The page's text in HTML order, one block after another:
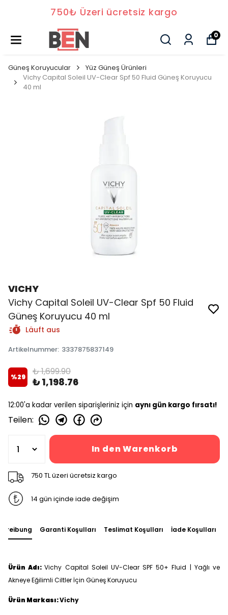
750₺ Üzeri ücretsiz kargo
0
Güneş Koruyucular
Yüz Güneş Ürünleri
Vichy Capital Soleil UV-Clear Spf 50 Fluid Güneş Koruyucu
40 ml
VICHY
Vichy Capital Soleil UV-Clear Spf 50 Fluid
Güneş Koruyucu 40 ml
Läuft aus
Artikelnummer: 3337875837149
%29 ₺ 1,699.90
₺ 1,198.76
12:00'a kadar verilen siparişleriniz için aynı gün kargo fırsatı!
Teilen:
In den Warenkorb
750 TL üzeri ücretsiz kargo
14 gün içinde iade değişim
Garanti Koşulları Teslimat Koşulları İade Koşulları
Ürün Adı:Vichy Capital Soleil UV-Clear SPF 50+ Fluid | Yağlı ve
Akneye Eğilimli Ciltler İçin Güneş Koruyucu
Ürün Markası:Vichy